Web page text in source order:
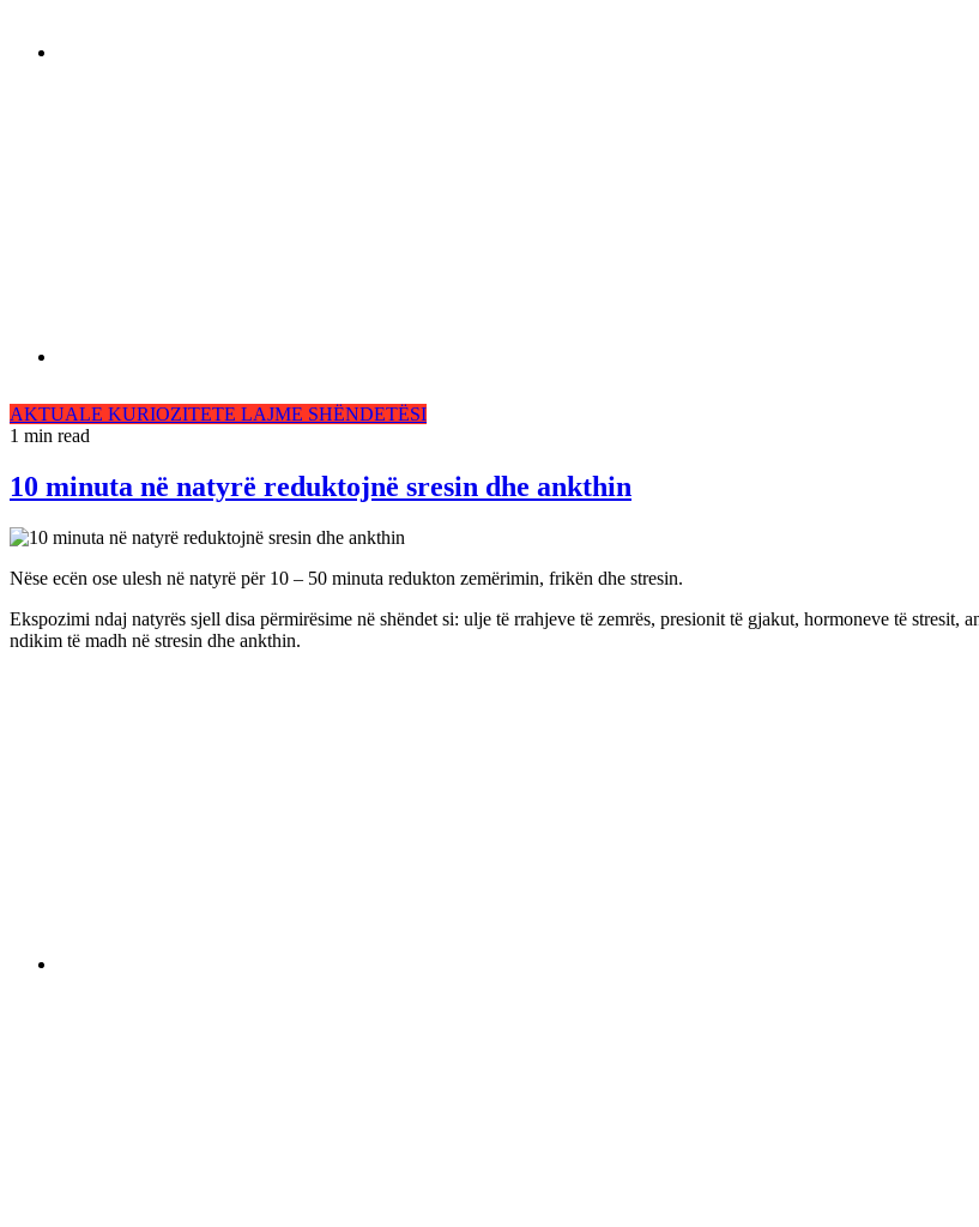
AKTUALE KURIOZITETE LAJME SHËNDETËSI
1 min read
10 minuta në natyrë reduktojnë sresin dhe ankthin
Nëse ecën ose ulesh në natyrë për 10 – 50 minuta redukton zemërimin, frikën dhe stresin.
Ekspozimi ndaj natyrës sjell disa përmirësime në shëndet si: ulje të rrahjeve të zemrës, presionit të gjakut, hormoneve të
ndikim të madh në stresin dhe ankthin.